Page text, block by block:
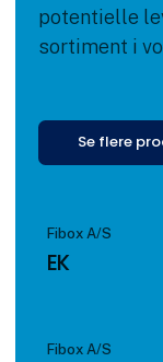
Fibox A/S
EK
Fibox A/S
potentielle
sortiment i
Se flere